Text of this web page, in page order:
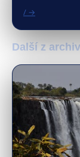
/ →
Další z